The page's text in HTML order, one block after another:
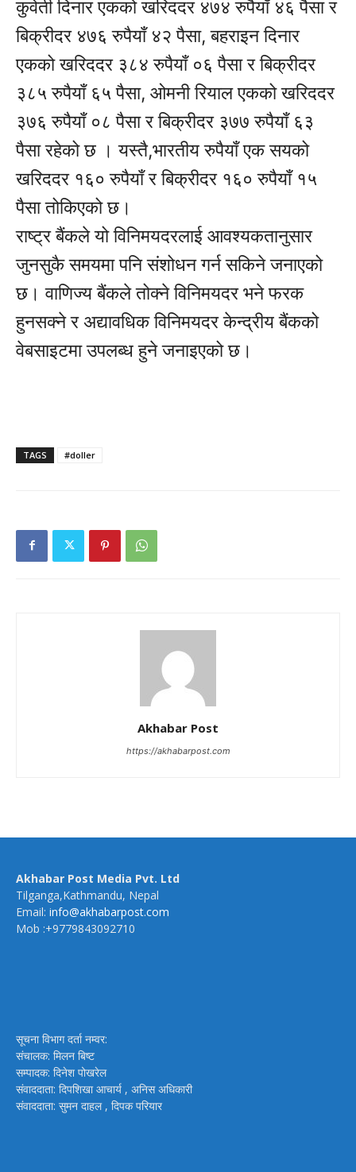
कुवेती दिनार एकको खरिददर ४७४ रुपैयाँ ४६ पैसा र
बिक्रीदर ४७६ रुपैयाँ ४२ पैसा, बहराइन दिनार
एकको खरिददर ३८४ रुपैयाँ ०६ पैसा र बिक्रीदर
३८५ रुपैयाँ ६५ पैसा, ओमनी रियाल एकको खरिददर
३७६ रुपैयाँ ०८ पैसा र बिक्रीदर ३७७ रुपैयाँ ६३
पैसा रहेको छ । यस्तै,भारतीय रुपैयाँ एक सयको
खरिददर १६० रुपैयाँ र बिक्रीदर १६० रुपैयाँ १५
पैसा तोकिएको छ।
राष्ट्र बैंकले यो विनिमयदरलाई आवश्यकतानुसार
जुनसुकै समयमा पनि संशोधन गर्न सकिने जनाएको
छ। वाणिज्य बैंकले तोक्ने विनिमयदर भने फरक
हुनसक्ने र अद्यावधिक विनिमयदर केन्द्रीय बैंकको
वेबसाइटमा उपलब्ध हुने जनाइएको छ।
TAGS #doller
Akhabar Post
https://akhabarpost.com
Akhabar Post Media Pvt. Ltd
Tilganga,Kathmandu, Nepal
Email: info@akhabarpost.com
Mob :+9779843092710
सूचना विभाग दर्ता नम्वर:
संचालक: मिलन बिष्ट
सम्पादक: दिनेश पोखरेल
संवाददाता: दिपशिखा आचार्य , अनिस अधिकारी
संवाददाता: सुमन दाहल , दिपक परियार